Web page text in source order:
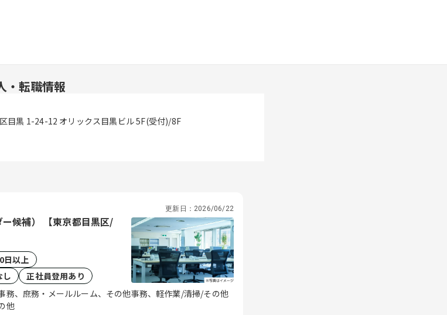
・転職情報
目黒 1-24-12 オリックス目黒ビル 5F(受付)/8F
更新日： 2026/06/22
候補） 【東京都目黒区/
日以上
し
正社員登用あり
務、庶務・メールルーム、その他事務、軽作業/清掃/その他
他